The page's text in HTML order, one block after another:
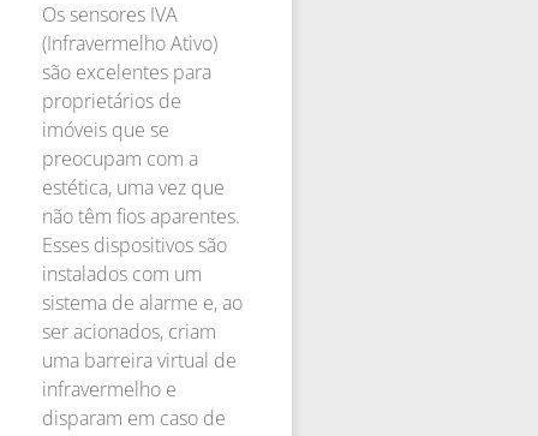
Os sensores IVA
(Infravermelho Ativo)
são excelentes para
proprietários de
imóveis que se
preocupam com a
estética, uma vez que
não têm fios aparentes.
Esses dispositivos são
instalados com um
sistema de alarme e, ao
ser acionados, criam
uma barreira virtual de
infravermelho e
disparam em caso de